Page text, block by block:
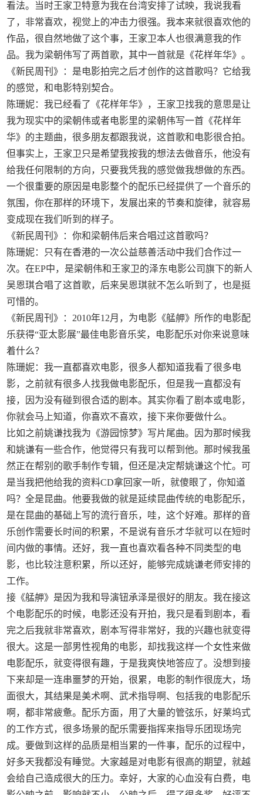
看法。当时王家卫特意为我在台湾安排了试映，我说我看
了，非常喜欢，视觉上的冲击力很强。我本来就很喜欢他的
作品，很自然地做了这个事，王家卫本人也很满意我的作
品。我为梁朝伟写了两首歌，其中一首就是《花样年华》。
《新民周刊》：是电影拍完之后才创作的这首歌吗？它给我
的感觉，和电影特别契合。
陈珊妮：我已经看了《花样年华》，王家卫找我的意思是让
我为现实中的梁朝伟或者电影里的梁朝伟写一首《花样年
华》的主题曲，很多朋友都跟我说，这首歌和电影很合拍。
但事实上，王家卫只是希望我按我的想法去做音乐，他没有
给我任何限制的方向，只要我凭我的感觉做我想做的东西。
一个很重要的原因是电影整个的配乐已经提供了一个音乐的
氛围，你在那样的环境下，发展出来的节奏和旋律，就容易
变成现在我们听到的样子。
《新民周刊》：你和梁朝伟后来合唱过这首歌吗？
陈珊妮：只有在香港的一次公益慈善活动中我们合作过一
次。在EP中，是梁朝伟和王家卫的泽东电影公司旗下的新人
吴恩琪合唱了这首歌，后来吴恩琪就不怎么听到了，也是挺
可惜的。
《新民周刊》：2010年12月，为电影《艋舺》所作的电影配
乐获得“亚太影展”最佳电影音乐奖，电影配乐对你来说意味
着什么？
陈珊妮：我一直都喜欢电影，很多人都知道我看了很多电
影，之前就有很多人找我做电影配乐，但是我一直都没有
接，因为没有碰到很合适的剧本。其实你看了剧本或电影，
你就会马上知道，你喜欢不喜欢，接下来你要做什么。
比如之前姚谦找我为《游园惊梦》写片尾曲。因为那时候我
和姚谦有一些合作，他觉得只有我可以帮到他。那时候我虽
然正在帮别的歌手制作专辑，但还是决定帮姚谦这个忙。可
是当我把他给我的资料CD拿回家一听，就傻眼了，你知道
吗？全是昆曲。他要我做的就是延续昆曲传统的电影配乐，
是在昆曲的基础上写的流行音乐，哇，这个好难。那样的音
乐创作需要长时间的积累，不是说有音乐才华就可以在短时
间内做的事情。还好，我一直也喜欢看各种不同类型的电
影，也比较注意积累，所以还好，能够完成姚谦老师安排的
工作。
接《艋舺》是因为我和导演钮承泽是很好的朋友。我在接这
个电影配乐的时候，电影还没有开拍，我只是看到剧本，看
完之后我就非常喜欢，剧本写得非常好，我的兴趣也就变得
很大。这是一部男性视角的电影，却找我这样一个女性来做
电影配乐，就变得很有趣，于是我爽快地答应了。没想到接
下来却是一连串噩梦的开始，很累，电影的制作很庞大，场
面很大，其结果是美术啊、武术指导啊、包括我的电影配乐
啊，都非常疲惫。配乐方面，用了大量的管弦乐，好莱坞式
的工作方式，很多场景的配乐需要指挥来指导乐团现场完
成。要做到这样的品质是相当累的一件事，配乐的过程中，
好多天我都没有睡觉。大家越是对电影有很高的期望，就越
会给自己造成很大的压力。幸好，大家的心血没有白费，电